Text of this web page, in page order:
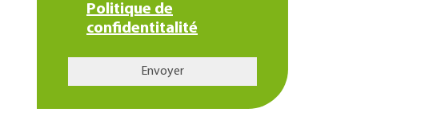
Politique de
confidentitalité